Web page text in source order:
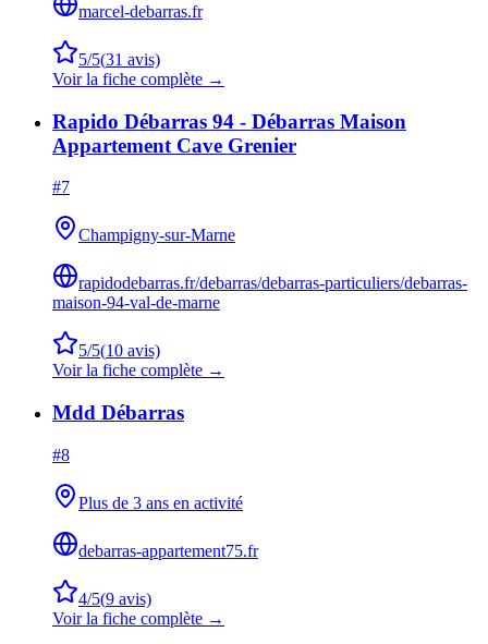
marcel-debarras.fr
5/5(31 avis)
Voir la fiche complète →
Rapido Débarras 94 - Débarras Maison
Appartement Cave Grenier
#7
Champigny-sur-Marne
rapidodebarras.fr/debarras/debarras-particuliers/debarras-
maison-94-val-de-marne
5/5(10 avis)
Voir la fiche complète →
Mdd Débarras
#8
Plus de 3 ans en activité
debarras-appartement75.fr
4/5(9 avis)
Voir la fiche complète →